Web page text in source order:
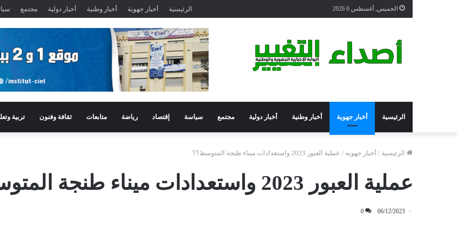
الخميس, أغسطس 6 2026 الرئيسية أخبار جهوية أخبار وطنية أخبار دولية مجتمع
الرئيسية أخبار جهوية أخبار وطنية أخبار دولية مجتمع سياسة إقتصاد رياضة متابعات ثقافة وفنون تربية
الرئيسية / أخبار جهوية / عملية العبور 2023 واستعدادات ميناء طنجة المتوسط؟؟
عملية العبور 2023 واستعدادات ميناء طنجة المتوسط؟؟
06/12/2023
0